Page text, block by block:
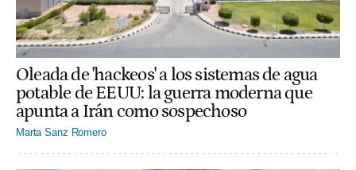
Oleada de 'hackeos' a los sistemas de agua
potable de EEUU: la guerra moderna que
apunta a Irán como sospechoso
Marta Sanz Romero